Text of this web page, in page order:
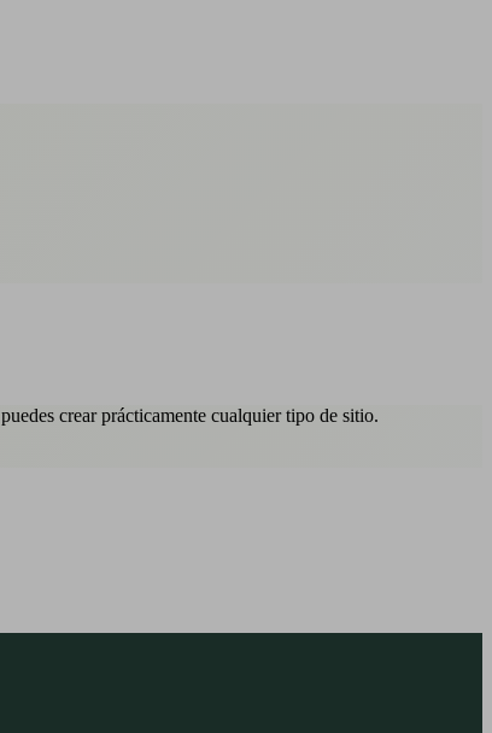
crear prácticamente cualquier tipo de sitio.